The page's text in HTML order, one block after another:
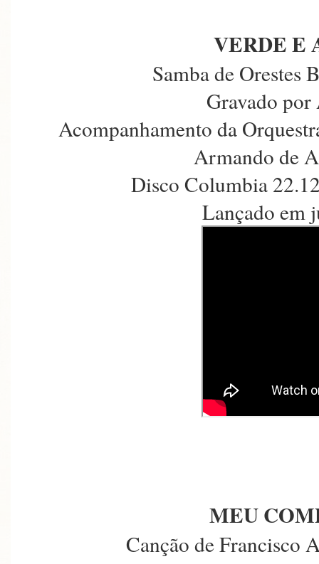
VERDE E
Samba de Orestes
Gravado
Acompanhamento da
Armando de
Disco Columbia
Lançado em
MEU
Canção de Francisco